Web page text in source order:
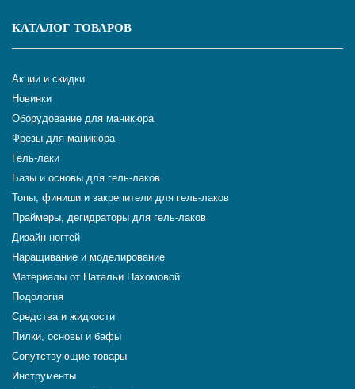
КАТАЛОГ ТОВАРОВ
Акции и скидки
Новинки
Оборудование для маникюра
Фрезы для маникюра
Гель-лаки
Базы и основы для гель-лаков
Топы, финиши и закрепители для гель-лаков
Праймеры, дегидраторы для гель-лаков
Дизайн ногтей
Наращивание и моделирование
Материалы от Натальи Пахомовой
Подология
Средства и жидкости
Пилки, основы и бафы
Сопутствующие товары
Инструменты